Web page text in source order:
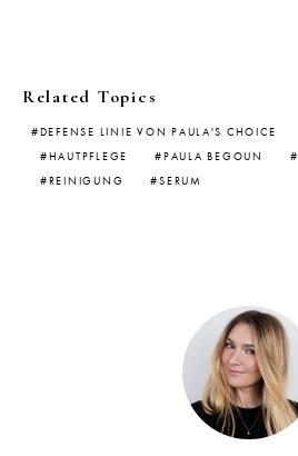
Related Topics
DEFENSE LINIE VON PAULA'S CHOICE
HAUTPFLEGE
PAULA BEGOUN
REINIGUNG
SERUM